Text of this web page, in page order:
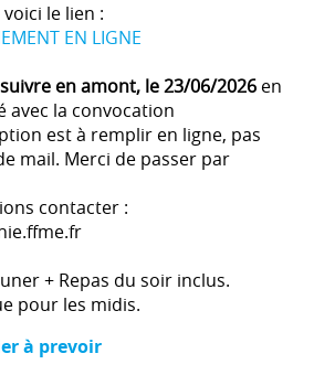
le lien :
EN LIGNE
en amont, le 23/06/2026 en
avec la convocation
est à remplir en ligne, pas
mail. Merci de passer par
contacter :
+ Repas du soir inclus.
pour les midis.
à prevoir